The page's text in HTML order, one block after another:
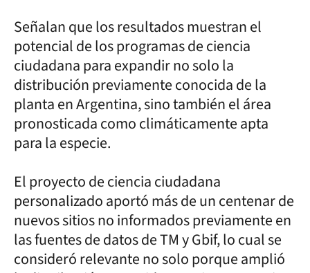
Señalan que los resultados muestran el
potencial de los programas de ciencia
ciudadana para expandir no solo la
distribución previamente conocida de la
planta en Argentina, sino también el área
pronosticada como climáticamente apta
para la especie.
El proyecto de ciencia ciudadana
personalizado aportó más de un centenar de
nuevos sitios no informados previamente en
las fuentes de datos de TM y Gbif, lo cual se
consideró relevante no solo porque amplió